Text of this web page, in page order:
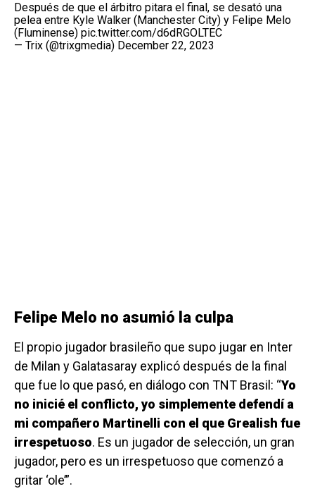
Después de que el árbitro pitara el final, se desató una
pelea entre Kyle Walker (Manchester City) y Felipe Melo
(Fluminense) pic.twitter.com/d6dRGOLTEC
— Trix (@trixgmedia) December 22, 2023
Felipe Melo no asumió la culpa
El propio jugador brasileño que supo jugar en Inter
de Milan y Galatasaray explicó después de la final
que fue lo que pasó, en diálogo con TNT Brasil: “Yo
no inicié el conflicto, yo simplemente defendí a
mi compañero Martinelli con el que Grealish fue
irrespetuoso. Es un jugador de selección, un gran
jugador, pero es un irrespetuoso que comenzó a
gritar ‘ole’”.